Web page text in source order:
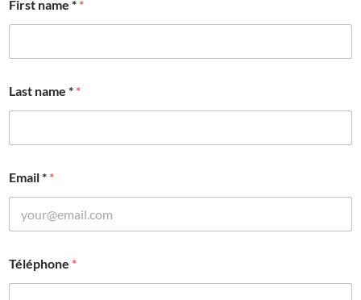
First name * *
Last name * *
Email * *
Téléphone *